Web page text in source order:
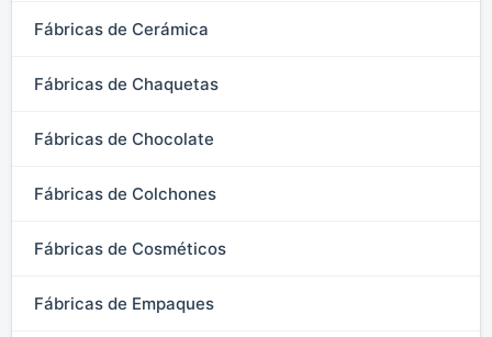
Fábricas de Cerámica
Fábricas de Chaquetas
Fábricas de Chocolate
Fábricas de Colchones
Fábricas de Cosméticos
Fábricas de Empaques